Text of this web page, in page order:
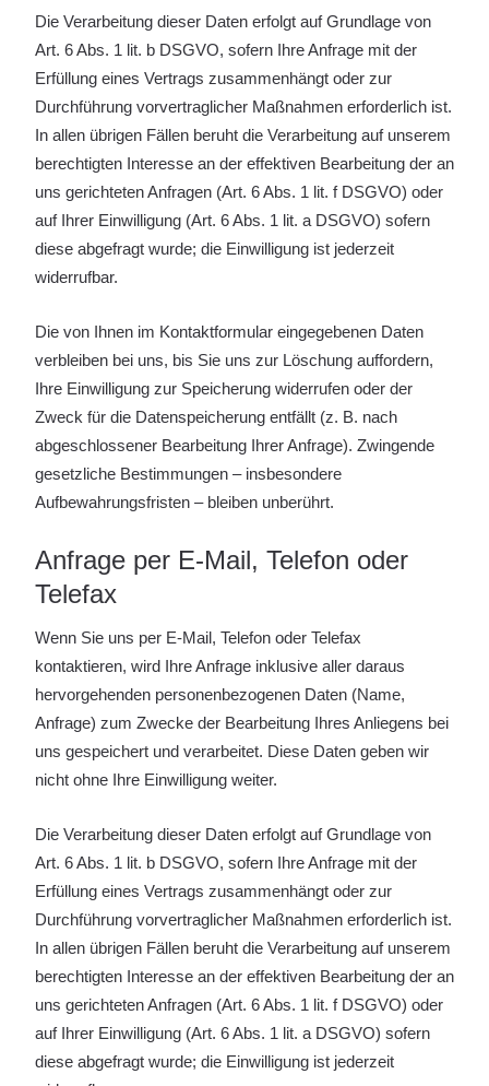
Die Verarbeitung dieser Daten erfolgt auf Grundlage von
Art. 6 Abs. 1 lit. b DSGVO, sofern Ihre Anfrage mit der
Erfüllung eines Vertrags zusammenhängt oder zur
Durchführung vorvertraglicher Maßnahmen erforderlich ist.
In allen übrigen Fällen beruht die Verarbeitung auf unserem
berechtigten Interesse an der effektiven Bearbeitung der an
uns gerichteten Anfragen (Art. 6 Abs. 1 lit. f DSGVO) oder
auf Ihrer Einwilligung (Art. 6 Abs. 1 lit. a DSGVO) sofern
diese abgefragt wurde; die Einwilligung ist jederzeit
widerrufbar.
Die von Ihnen im Kontaktformular eingegebenen Daten
verbleiben bei uns, bis Sie uns zur Löschung auffordern,
Ihre Einwilligung zur Speicherung widerrufen oder der
Zweck für die Datenspeicherung entfällt (z. B. nach
abgeschlossener Bearbeitung Ihrer Anfrage). Zwingende
gesetzliche Bestimmungen – insbesondere
Aufbewahrungsfristen – bleiben unberührt.
Anfrage per E-Mail, Telefon oder
Telefax
Wenn Sie uns per E-Mail, Telefon oder Telefax
kontaktieren, wird Ihre Anfrage inklusive aller daraus
hervorgehenden personenbezogenen Daten (Name,
Anfrage) zum Zwecke der Bearbeitung Ihres Anliegens bei
uns gespeichert und verarbeitet. Diese Daten geben wir
nicht ohne Ihre Einwilligung weiter.
Die Verarbeitung dieser Daten erfolgt auf Grundlage von
Art. 6 Abs. 1 lit. b DSGVO, sofern Ihre Anfrage mit der
Erfüllung eines Vertrags zusammenhängt oder zur
Durchführung vorvertraglicher Maßnahmen erforderlich ist.
In allen übrigen Fällen beruht die Verarbeitung auf unserem
berechtigten Interesse an der effektiven Bearbeitung der an
uns gerichteten Anfragen (Art. 6 Abs. 1 lit. f DSGVO) oder
auf Ihrer Einwilligung (Art. 6 Abs. 1 lit. a DSGVO) sofern
diese abgefragt wurde; die Einwilligung ist jederzeit